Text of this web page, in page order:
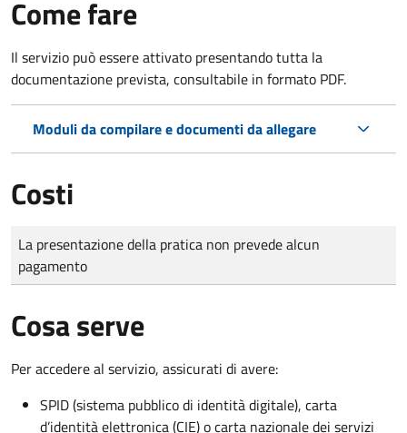
Come fare
Il servizio può essere attivato presentando tutta la
documentazione prevista, consultabile in formato PDF.
Moduli da compilare e documenti da allegare
Costi
Tipo di pagamento
Importo
La presentazione della pratica non prevede alcun
pagamento
Cosa serve
Per accedere al servizio, assicurati di avere:
SPID (sistema pubblico di identità digitale), carta
d’identità elettronica (CIE) o carta nazionale dei servizi